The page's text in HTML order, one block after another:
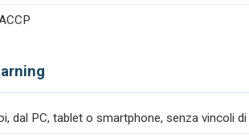
dal PC, tablet o smartphone, senza vincoli